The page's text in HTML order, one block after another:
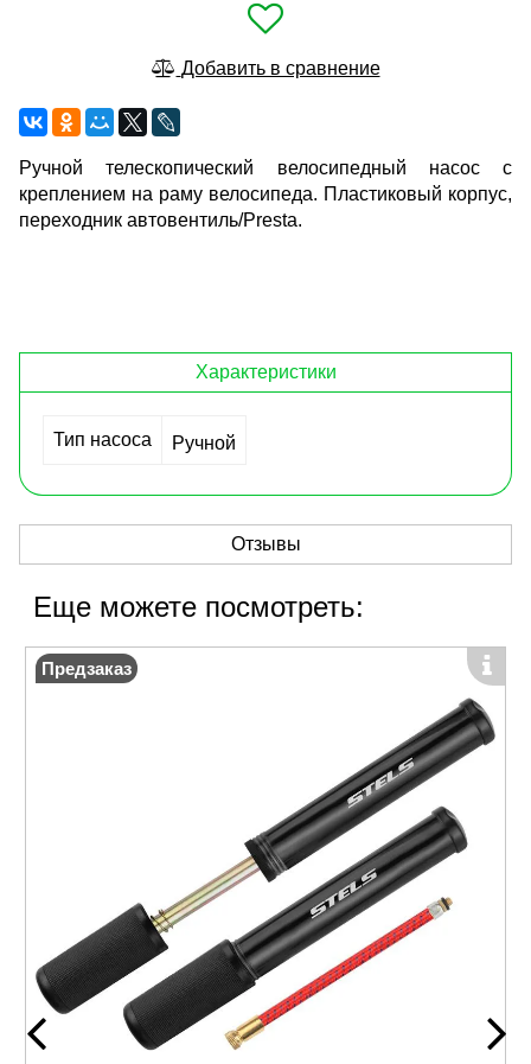
Добавить в сравнение
Ручной телескопический велосипедный насос с
креплением на раму велосипеда. Пластиковый корпус,
переходник автовентиль/Presta.
Характеристики
Тип насоса Ручной
Отзывы
Еще можете посмотреть:
Предзаказ